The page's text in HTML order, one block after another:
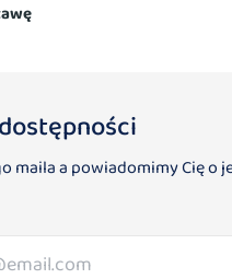
maila a powiadomimy Cię o